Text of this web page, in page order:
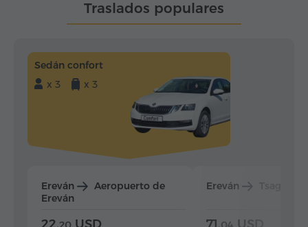
Traslados populares
Sedán confort
x 3
x 3
Ereván
Aeropuerto de
Ereván
Ereván